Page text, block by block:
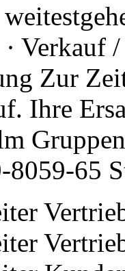
Verkauf
Zur
Ihre
8059-65